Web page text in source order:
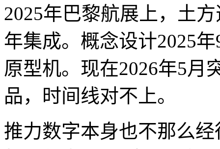
2025年巴黎航展上，土
年集成。概念设计2025
原型机。现在2026年5月
品，时间线对不上。
推力数字本身也不那么